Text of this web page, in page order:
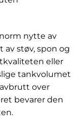
nytte av
av støv, spon og
eller
tankvolumet
over
bevarer den